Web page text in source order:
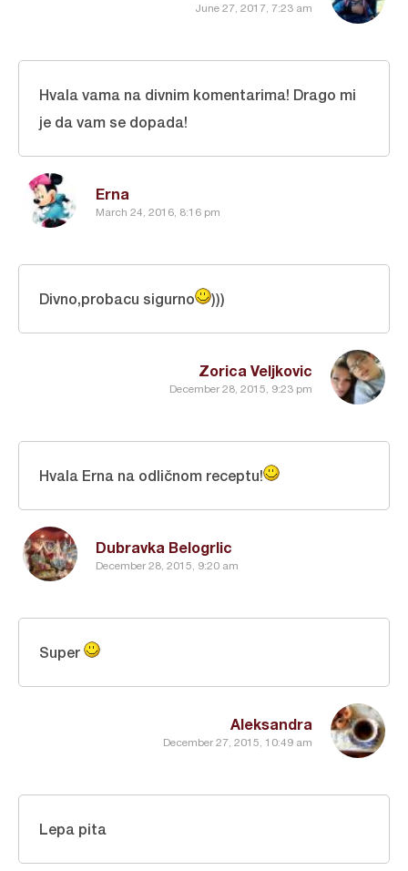
June 27, 2017, 7:23 am
Erna
March 24, 2016, 8:16 pm
Hvala vama na divnim komentarima! Drago mi
je da vam se dopada!
Zorica Veljkovic
December 28, 2015, 9:23 pm
Divno,probacu sigurno )))
Dubravka Belogrlic
December 28, 2015, 9:20 am
Hvala Erna na odličnom receptu!
Aleksandra
December 27, 2015, 10:49 am
Super
Lepa pita